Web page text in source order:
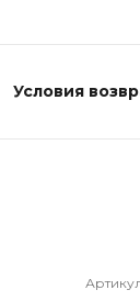
Условия